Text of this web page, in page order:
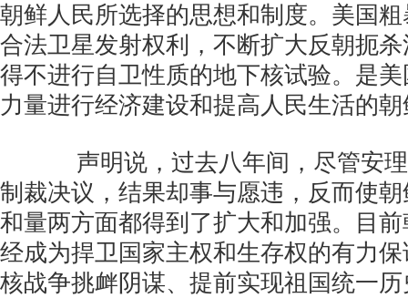
朝鲜人民所选择的思想和制度。美国
合法卫星发射权利，不断扩大反朝扼
得不进行自卫性质的地下核试验。是
力量进行经济建设和提高人民生活的
声明说，过去八年间，尽管安理
制裁决议，结果却事与愿违，反而使
和量两方面都得到了扩大和加强。目
经成为捍卫国家主权和生存权的有力
核战争挑衅阴谋、提前实现祖国统一